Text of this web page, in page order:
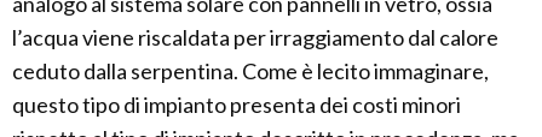
l’acqua viene riscaldata per irraggiamento dal calore
ceduto dalla serpentina. Come è lecito immaginare,
questo tipo di impianto presenta dei costi minori